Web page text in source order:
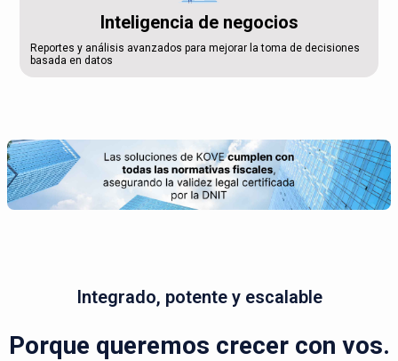
Inteligencia de negocios
Reportes y análisis avanzados para mejorar la toma de decisiones
basada en datos
Integrado, potente y escalable
Porque queremos crecer con vos.